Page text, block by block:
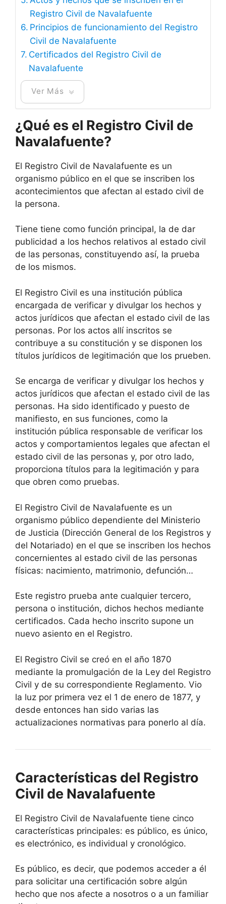
Registro Civil de Navalafuente
Principios de funcionamiento del Registro
Civil de Navalafuente
Certificados del Registro Civil de
Navalafuente
Ver Más
¿Qué es el Registro Civil de
Navalafuente?
El Registro Civil de Navalafuente es un
organismo público en el que se inscriben los
acontecimientos que afectan al estado civil de
la persona.
Tiene tiene como función principal, la de dar
publicidad a los hechos relativos al estado civil
de las personas, constituyendo así, la prueba
de los mismos.
El Registro Civil es una institución pública
encargada de verificar y divulgar los hechos y
actos jurídicos que afectan el estado civil de las
personas. Por los actos allí inscritos se
contribuye a su constitución y se disponen los
títulos jurídicos de legitimación que los prueben.
Se encarga de verificar y divulgar los hechos y
actos jurídicos que afectan el estado civil de las
personas. Ha sido identificado y puesto de
manifiesto, en sus funciones, como la
institución pública responsable de verificar los
actos y comportamientos legales que afectan el
estado civil de las personas y, por otro lado,
proporciona títulos para la legitimación y para
que obren como pruebas.
El Registro Civil de Navalafuente es un
organismo público dependiente del Ministerio
de Justicia (Dirección General de los Registros y
del Notariado) en el que se inscriben los hechos
concernientes al estado civil de las personas
físicas: nacimiento, matrimonio, defunción…
Este registro prueba ante cualquier tercero,
persona o institución, dichos hechos mediante
certificados. Cada hecho inscrito supone un
nuevo asiento en el Registro.
El Registro Civil se creó en el año 1870
mediante la promulgación de la Ley del Registro
Civil y de su correspondiente Reglamento. Vio
la luz por primera vez el 1 de enero de 1877, y
desde entonces han sido varias las
actualizaciones normativas para ponerlo al día.
Características del Registro
Civil de Navalafuente
El Registro Civil de Navalafuente tiene cinco
características principales: es público, es único,
es electrónico, es individual y cronológico.
Es público, es decir, que podemos acceder a él
para solicitar una certificación sobre algún
hecho que nos afecte a nosotros o a un familiar